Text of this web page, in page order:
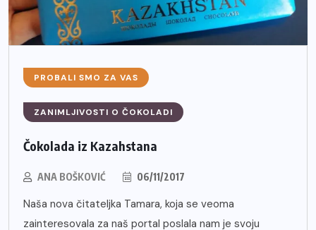
PROBALI SMO ZA VAS
ZANIMLJIVOSTI O ČOKOLADI
Čokolada iz Kazahstana
ANA BOŠKOVIĆ 06/11/2017
Naša nova čitateljka Tamara, koja se veoma
zainteresovala za naš portal poslala nam je svoju